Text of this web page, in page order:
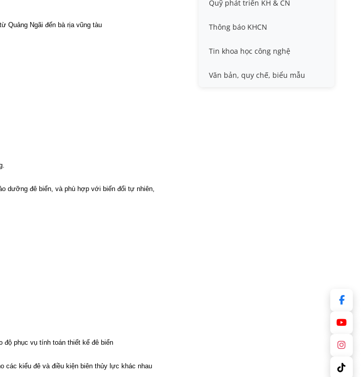
Quảng Ngãi đến bà rịa vũng tàu
dưỡng đê biển, và phù hợp với biến đổi tự nhiên,
phục vụ tính toán thiết kế đê biển
các kiểu đê và điều kiện biên thủy lực khác nhau
Nafosted, Nghị định thư
Sở hữu trí tuệ
Thông tin ứng viên GS/PGS
Tiêu chuẩn, quy chuẩn
Hội nghị quốc tế và hội nghị
Quỹ phát triển KH & CN
Thông báo KHCN
Tin khoa học công nghệ
Văn bản, quy chế, biểu mẫu